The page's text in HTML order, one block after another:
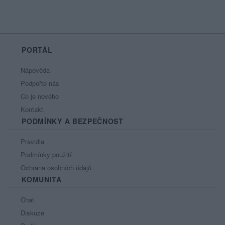
PORTÁL
Nápověda
Podpořte nás
Co je nového
Kontakt
PODMÍNKY A BEZPEČNOST
Pravidla
Podmínky použití
Ochrana osobních údajů
KOMUNITA
Chat
Diskuze